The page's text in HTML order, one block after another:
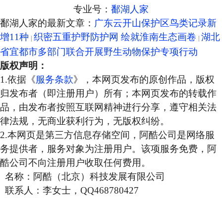
专业号： 鄱湖人家
鄱湖人家的最新文章： 广东云开山保护区鸟类记录新
增11种 织密五重护野防护网 绘就淮南生态画卷 湖北
省宜都市多部门联合开展野生动物保护专项行动
版权声明：
1.依据《服务条款》，本网页发布的原创作品，版权
归发布者（即注册用户）所有；本网页发布的转载作
品，由发布者按照互联网精神进行分享，遵守相关法
律法规，无商业获利行为，无版权纠纷。
2.本网页是第三方信息存储空间，阿酷公司是网络服
务提供者，服务对象为注册用户。该项服务免费，阿
酷公司不向注册用户收取任何费用。
名称：阿酷（北京）科技发展有限公司
联系人：李女士，QQ468780427